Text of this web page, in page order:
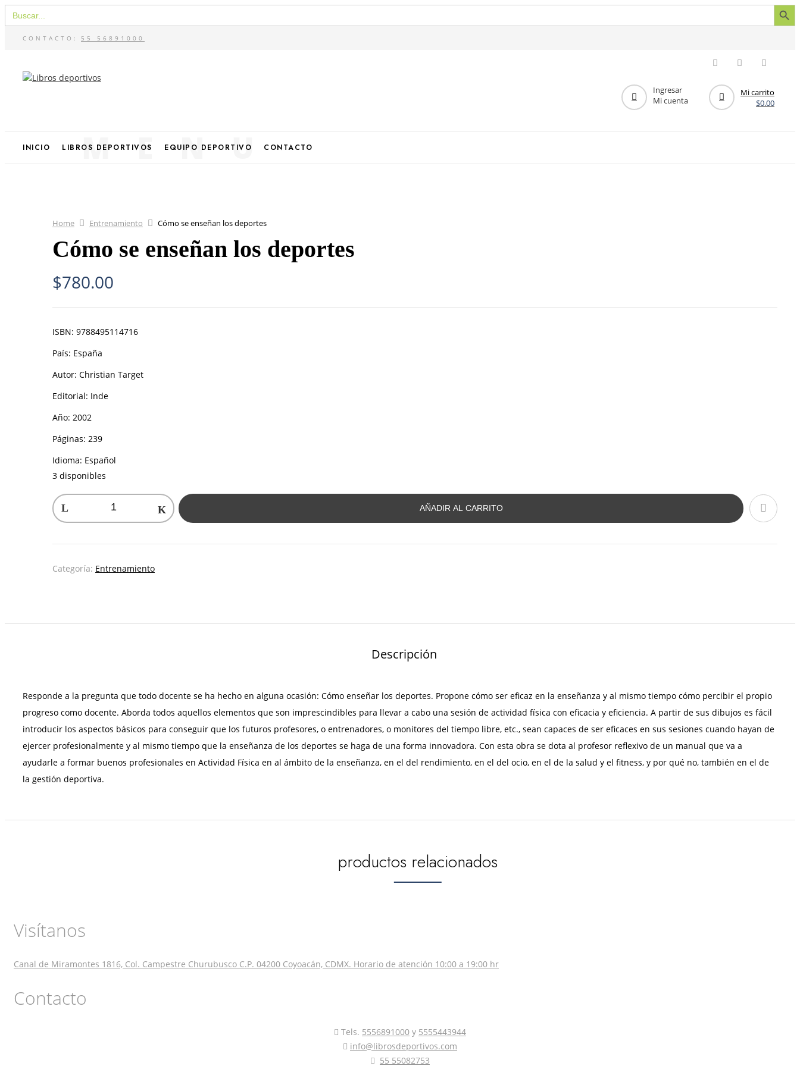
Buscar: Botón de
CONTACTO: 55 56891000
Ingresar
Mi cuenta
Mi carrito
$0.00
INICIO LIBROS DEPORTIVOS EQUIPO DEPORTIVO CONTACTO
MENU
Home Entrenamiento Cómo se enseñan los deportes
Cómo se enseñan los deportes
$780.00
ISBN: 9788495114716
País: España
Autor: Christian Target
Editorial: Inde
Año: 2002
Páginas: 239
Idioma: Español
3 disponibles
Cómo
se
cantidad
AÑADIR AL CARRITO
Categoría: Entrenamiento
Descripción
Responde a la pregunta que todo docente se ha hecho en alguna ocasión: Cómo enseñar los deportes. Propone cómo ser eficaz en la enseñanza y al mismo tiempo cómo percibir el propio
progreso como docente. Aborda todos aquellos elementos que son imprescindibles para llevar a cabo una sesión de actividad física con eficacia y eficiencia. A partir de sus dibujos es fácil
introducir los aspectos básicos para conseguir que los futuros profesores, o entrenadores, o monitores del tiempo libre, etc., sean capaces de ser eficaces en sus sesiones cuando hayan de
ejercer profesionalmente y al mismo tiempo que la enseñanza de los deportes se haga de una forma innovadora. Con esta obra se dota al profesor reflexivo de un manual que va a
ayudarle a formar buenos profesionales en Actividad Física en al ámbito de la enseñanza, en el del rendimiento, en el del ocio, en el de la salud y el fitness, y por qué no, también en el de
la gestión deportiva.
productos relacionados
Visítanos
Canal de Miramontes 1816, Col. Campestre Churubusco C.P. 04200 Coyoacán, CDMX. Horario de atención 10:00 a 19:00 hr
Contacto
Tels. 5556891000 y 5555443944
info@librosdeportivos.com
55 55082753